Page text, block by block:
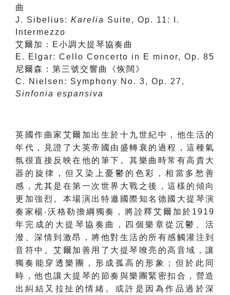
曲
J. Sibelius: Karelia Suite, Op. 11: I.
Intermezzo
艾爾加：E小調大提琴協奏曲
E. Elgar: Cello Concerto in E minor, Op. 85
尼爾森：第三號交響曲《恢闊》
C. Nielsen: Symphony No. 3, Op. 27,
Sinfonia espansiva
英國作曲家艾爾加出生於十九世紀中，他生活的
年代，見證了大英帝國由盛轉衰的過程，這種氣
氛很直接反映在他的筆下。其樂曲時常有高貴大
器的旋律，但又染上憂鬱的色彩，相當多愁善
感，尤其是在第一次世界大戰之後，這樣的傾向
更加強烈。本場演出特邀國際知名德國大提琴演
奏家楊‧沃格勒擔綱獨奏，將詮釋艾爾加於1919
年完成的大提琴協奏曲，四個樂章從沉鬱、活
潑、深情到激昂，將他對生活的所有感觸灌注到
音符中。艾爾加善用了大提琴嘹亮的高音域，讓
獨奏能穿透樂團，形成孤高的形象；但於此同
時，他也讓大提琴的節奏與樂團緊密扣合，營造
出糾結又拉扯的情緒。或許是因為作品過於深